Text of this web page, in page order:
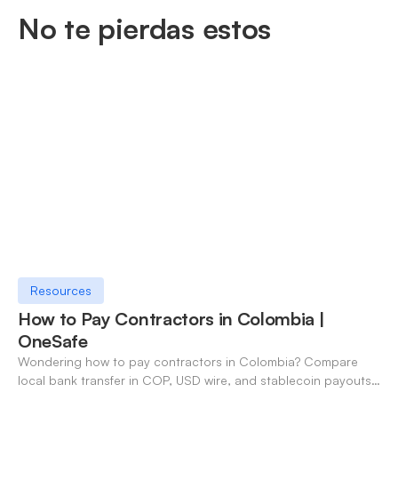
No te pierdas estos
Resources
How to Pay Contractors in Colombia |
OneSafe
Wondering how to pay contractors in Colombia? Compare
local bank transfer in COP, USD wire, and stablecoin payouts.